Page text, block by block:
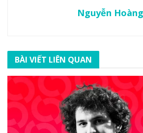
Nguyễn Hoàng
BÀI VIẾT LIÊN QUAN